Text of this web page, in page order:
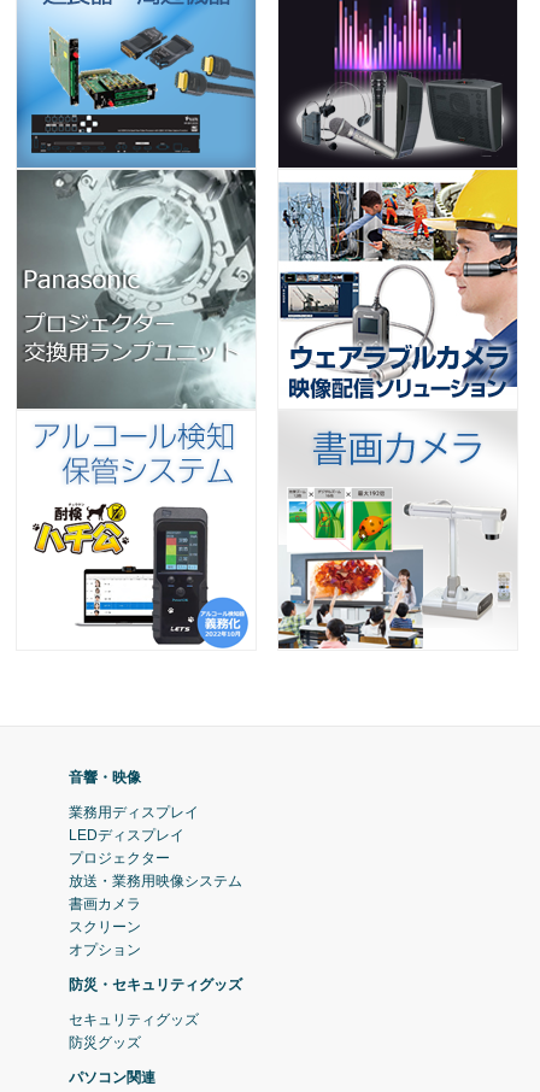
音響・映像
業務用ディスプレイ
LEDディスプレイ
プロジェクター
放送・業務用映像システム
書画カメラ
スクリーン
オプション
防災・セキュリティグッズ
セキュリティグッズ
防災グッズ
パソコン関連